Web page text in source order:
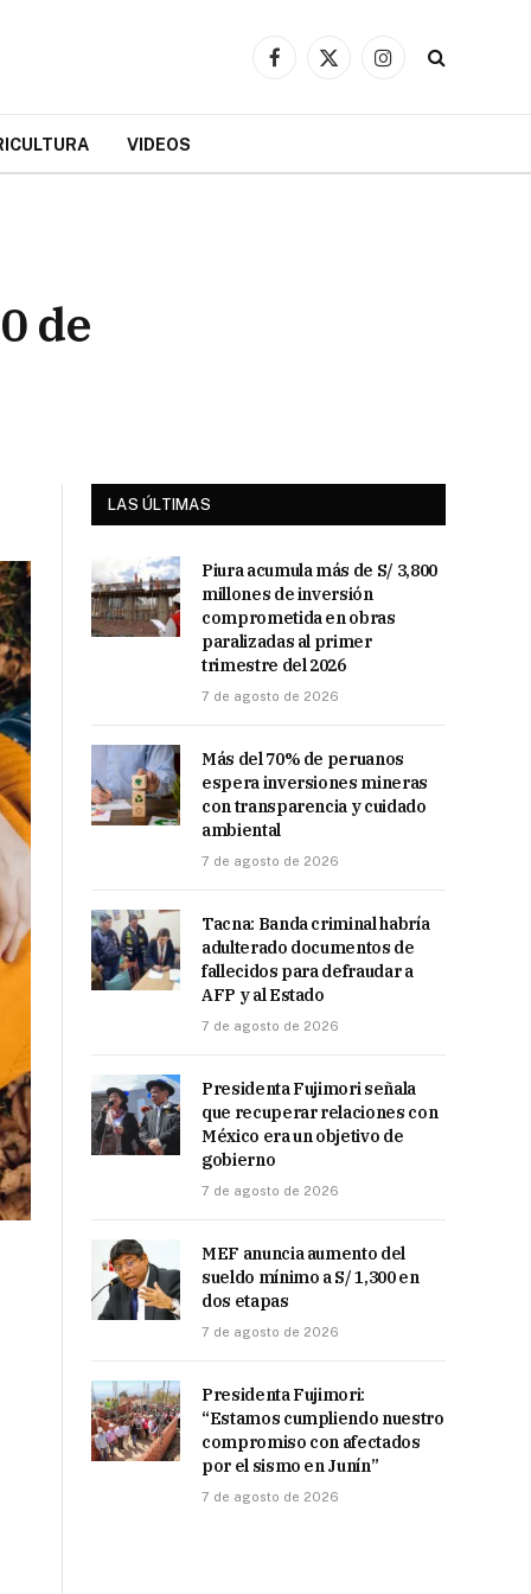
Facebook
X
Instagram
VIDEOS
de
LAS ÚLTIMAS
Piura acumula más de S/ 3,800
millones de inversión
comprometida en obras
paralizadas al primer
trimestre del 2026
7 de agosto de 2026
Más del 70% de peruanos
espera inversiones mineras
con transparencia y cuidado
ambiental
7 de agosto de 2026
Tacna: Banda criminal habría
adulterado documentos de
fallecidos para defraudar a
AFP y al Estado
7 de agosto de 2026
Presidenta Fujimori señala
que recuperar relaciones con
México era un objetivo de
gobierno
7 de agosto de 2026
MEF anuncia aumento del
sueldo mínimo a S/ 1,300 en
dos etapas
7 de agosto de 2026
Presidenta Fujimori:
“Estamos cumpliendo nuestro
compromiso con afectados
por el sismo en Junín”
7 de agosto de 2026